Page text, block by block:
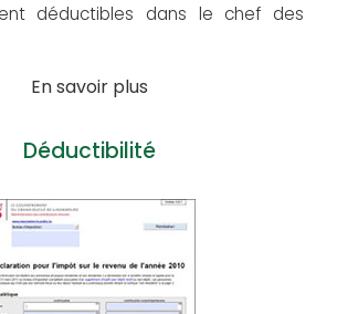
déductibles dans le chef des
En savoir plus
Déductibilité